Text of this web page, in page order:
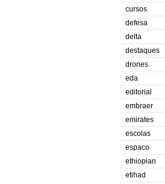
cursos
defesa
delta
destaques
drones
eda
editorial
embraer
emirates
escolas
espaco
ethiopian
etihad